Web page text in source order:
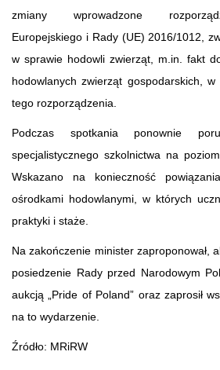
zmiany wprowadzone
Europejskiego i Rady (UE) 2016/1012,
w sprawie hodowli zwierząt, m.in. fakt
hodowlanych zwierząt gospodarskich,
tego rozporządzenia.
Podczas spotkania ponownie
specjalistycznego szkolnictwa na
Wskazano na konieczność
ośrodkami hodowlanymi, w których
praktyki i staże.
Na zakończenie minister zaproponował,
posiedzenie Rady przed Narodowym
aukcją „Pride of Poland” oraz zaprosił
na to wydarzenie.
Źródło: MRiRW